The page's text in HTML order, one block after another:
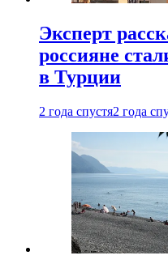
Эксперт
россияне
в Турции
2 года спустя2 года